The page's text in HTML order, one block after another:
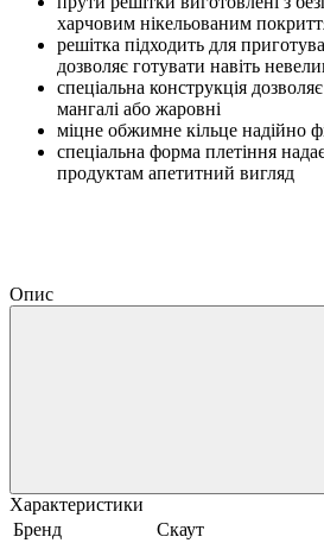
харчовим нікельованим
решітка підходить для
дозволяє готувати навіть
спеціальна конструкція
мангалі або жаровні
міцне обжимне кільце надійно
спеціальна форма плетіння
продуктам апетитний вигляд
Опис
Характеристики
Бренд
Скаут